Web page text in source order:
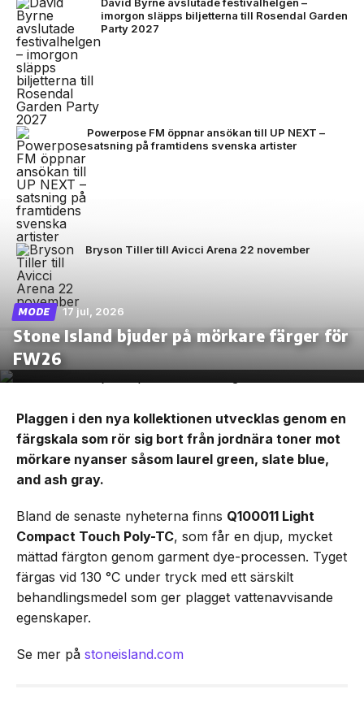
imorgon släpps biljetterna till Rosendal Garden
Party 2027
Powerpose FM öppnar ansökan till UP NEXT –
satsning på framtidens svenska artister
Bryson Tiller till Avicci Arena 22 november
MODE 17 jul, 2026
Stone Island bjuder på mörkare färger för
FW26
Plaggen i den nya kollektionen utvecklas genom en
färgskala som rör sig bort från jordnära toner mot
mörkare nyanser såsom laurel green, slate blue,
and ash gray.
Bland de senaste nyheterna finns Q100011 Light
Compact Touch Poly-TC, som får en djup, mycket
mättad färgton genom garment dye-processen. Tyget
färgas vid 130 °C under tryck med ett särskilt
behandlingsmedel som ger plagget vattenavvisande
egenskaper.
Se mer på stoneisland.com